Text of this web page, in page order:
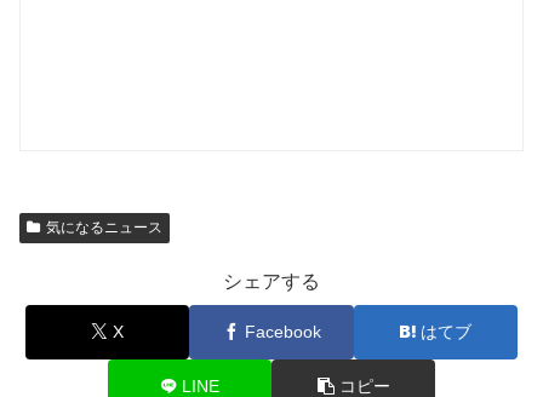
気になるニュース
シェアする
X Facebook はてブ
LINE コピー